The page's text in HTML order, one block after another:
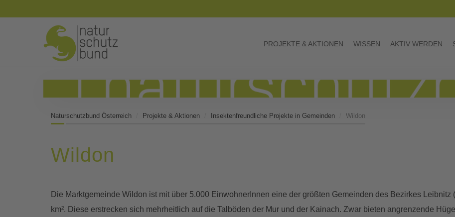
PROJEKTE & AKTIONEN WISSEN AKTIV WERDEN
Naturschutzbund Österreich Projekte & Aktionen Insektenfreundliche Projekte in Gemeinden Wildon
Wildon
Die Marktgemeinde Wildon ist mit über 5.000 EinwohnerInnen eine der größten Gemeinden des Bezirkes
km². Diese erstrecken sich mehrheitlich auf die Talböden der Mur und der Kainach. Zwar bieten angrenzende